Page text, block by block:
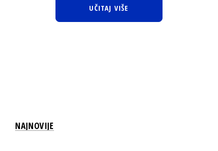
UČITAJ VIŠE
NAJNOVIJE